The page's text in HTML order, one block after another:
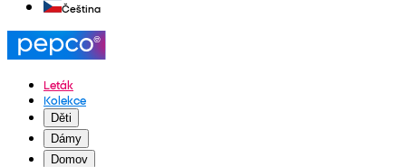
Čeština
Leták
Kolekce
Děti
Dámy
Domov